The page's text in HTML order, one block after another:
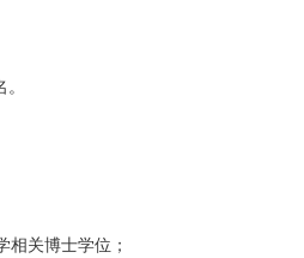
相关博士学位；